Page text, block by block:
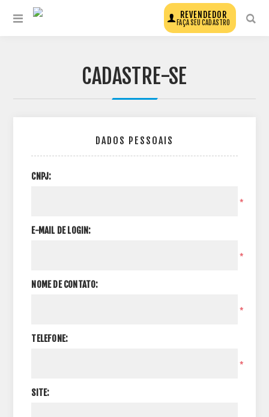
REVENDEDOR
FAÇA SEU CADASTRO
CADASTRE-SE
DADOS PESSOAIS
CNPJ:
*
E-MAIL DE LOGIN:
*
NOME DE CONTATO:
*
TELEFONE:
*
SITE: